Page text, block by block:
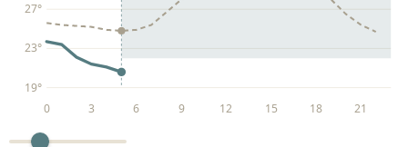
19°
23°
27°
0 3 6 9 12 15 18 21